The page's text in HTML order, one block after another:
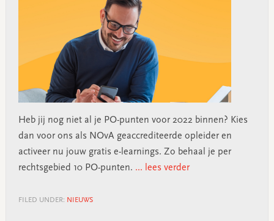
Heb jij nog niet al je PO-punten voor 2022 binnen? Kies
dan voor ons als NOvA geaccrediteerde opleider en
activeer nu jouw gratis e-learnings. Zo behaal je per
rechtsgebied 10 PO-punten. ... lees verder
FILED UNDER: NIEUWS